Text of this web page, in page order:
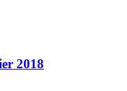
2018